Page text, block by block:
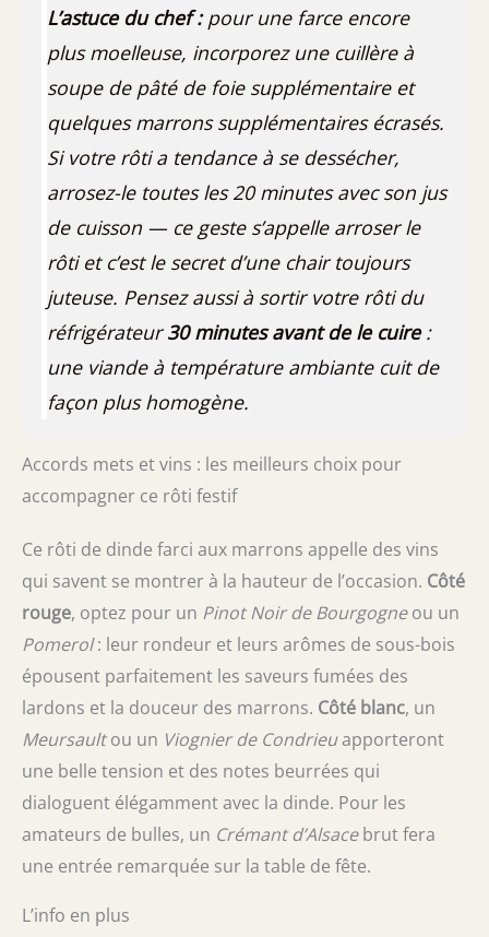
L’astuce du chef :pour une farce encore
plus moelleuse, incorporez une cuillère à
soupe de pâté de foie supplémentaire et
quelques marrons supplémentaires écrasés.
Si votre rôti a tendance à se dessécher,
arrosez-le toutes les 20 minutes avec son jus
de cuisson — ce geste s’appelle arroser le
rôtiet c’est le secret d’une chair toujours
juteuse. Pensez aussi à sortir votre rôti du
réfrigérateur30 minutes avant de le cuire:
une viande à température ambiante cuit de
façon plus homogène.
Accords mets et vins : les meilleurs choix pour
accompagner ce rôti festif
Ce rôti de dinde farci aux marrons appelle des vins
qui savent se montrer à la hauteur de l’occasion. Côté
rouge, optez pour un Pinot Noir de Bourgogneou un
Pomerol: leur rondeur et leurs arômes de sous-bois
épousent parfaitement les saveurs fumées des
lardons et la douceur des marrons. Côté blanc, un
Meursaultou un Viognier de Condrieuapporteront
une belle tension et des notes beurrées qui
dialoguent élégamment avec la dinde. Pour les
amateurs de bulles, un Crémant d’Alsacebrut fera
une entrée remarquée sur la table de fête.
L’info en plus